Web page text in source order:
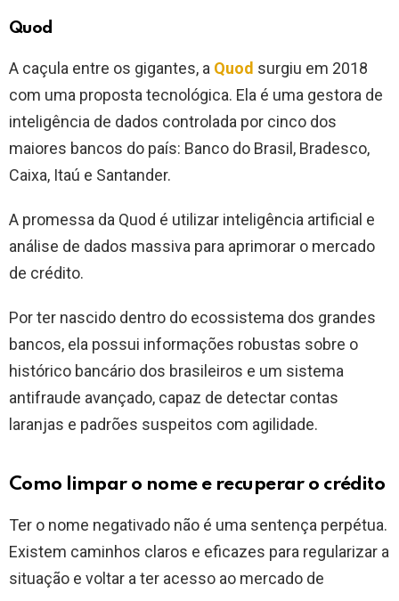
Quod
A caçula entre os gigantes, a Quod surgiu em 2018
com uma proposta tecnológica. Ela é uma gestora de
inteligência de dados controlada por cinco dos
maiores bancos do país: Banco do Brasil, Bradesco,
Caixa, Itaú e Santander.
A promessa da Quod é utilizar inteligência artificial e
análise de dados massiva para aprimorar o mercado
de crédito.
Por ter nascido dentro do ecossistema dos grandes
bancos, ela possui informações robustas sobre o
histórico bancário dos brasileiros e um sistema
antifraude avançado, capaz de detectar contas
laranjas e padrões suspeitos com agilidade.
Como limpar o nome e recuperar o crédito
Ter o nome negativado não é uma sentença perpétua.
Existem caminhos claros e eficazes para regularizar a
situação e voltar a ter acesso ao mercado de